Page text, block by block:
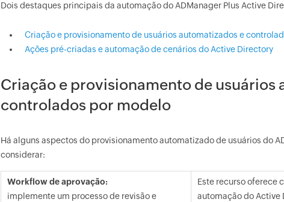
Dois destaques principais da automação do ADManager Plus Active
Criação e provisionamento de usuários automatizados e
Ações pré-criadas e automação de cenários do Active Directory
Criação e provisionamento de usuários
controlados por modelo
Há alguns aspectos do provisionamento automatizado de usuários do
considerar:
Workflow de aprovação:
implemente um processo de revisão e
Este recurso oferece
automação do Active